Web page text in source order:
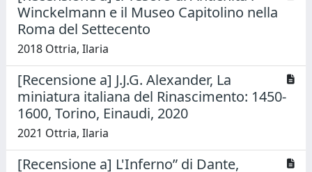
Winckelmann e il Museo Capitolino nella
Roma del Settecento
2018 Ottria, Ilaria
[Recensione a] J.J.G. Alexander, La
miniatura italiana del Rinascimento: 1450-
1600, Torino, Einaudi, 2020
2021 Ottria, Ilaria
[Recensione a] L'Inferno” di Dante,